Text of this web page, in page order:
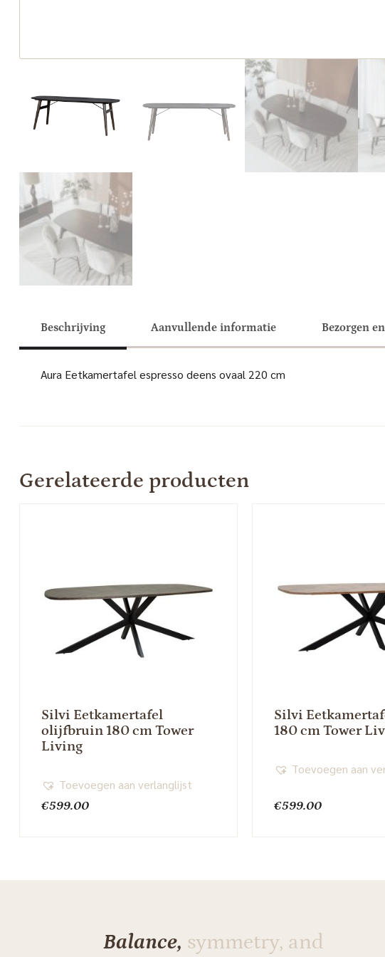
Beschrijving Aanvullende informatie Bezorgen
Aura Eetkamertafel espresso deens ovaal 220 cm
Gerelateerde producten
Silvi Eetkamertafel
olijfbruin 180 cm Tower
Living
€599.00
Toevoegen aan verlanglijst
Silvi
180 cm Tower
€599.00
Toevoegen aan
Balance, symmetry, and